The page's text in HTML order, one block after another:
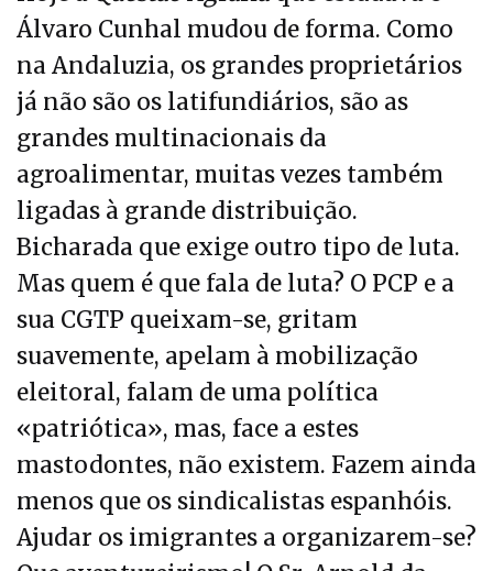
Álvaro Cunhal mudou de forma. Como
na Andaluzia, os grandes proprietários
já não são os latifundiários, são as
grandes multinacionais da
agroalimentar, muitas vezes também
ligadas à grande distribuição.
Bicharada que exige outro tipo de luta.
Mas quem é que fala de luta? O PCP e a
sua CGTP queixam-se, gritam
suavemente, apelam à mobilização
eleitoral, falam de uma política
«patriótica», mas, face a estes
mastodontes, não existem. Fazem ainda
menos que os sindicalistas espanhóis.
Ajudar os imigrantes a organizarem-se?